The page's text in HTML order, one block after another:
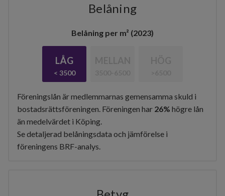
Belåning
Belåning per m² (2023)
LÅG
< 3500
Föreningslån är medlemmarnas gemensamma skuld i
bostadsrättsföreningen. Föreningen har 26% högre lån
än medelvärdet i Köping.
Se detaljerad belåningsdata och jämförelse i
föreningens BRF-analys.